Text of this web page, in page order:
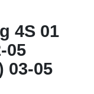
4S 01
05
03-05